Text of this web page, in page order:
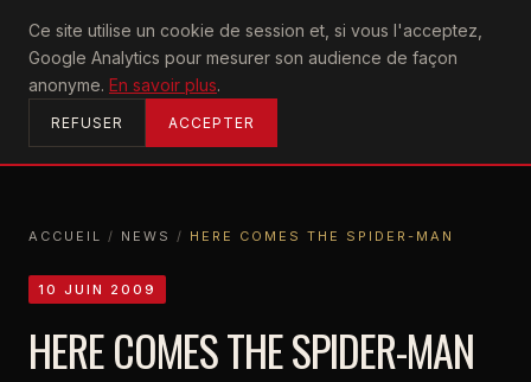
Ce site utilise un cookie de session et, si vous l'acceptez,
Google Analytics pour mesurer son audience de façon
anonyme. En savoir plus.
REFUSER ACCEPTER
U2achtung
ACCUEIL
ACCUEIL / NEWS / HERE COMES THE SPIDER-MAN
10 JUIN 2009
HERE COMES THE SPIDER-MAN